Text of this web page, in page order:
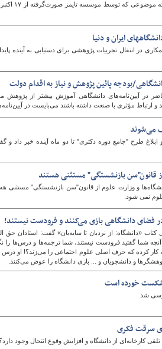
ایران و دنیا
بودجه پائین پژوهش و نیاز به اقدام دولت
در آیین‌نامه‌های دانشگاهی آموزش بیشتر از پژوهش
مؤثری با صنعت داشته باشند می‌بایست در
می‌شوند
ابلاغ طرح "جامع دوره‌ دکتری" تا دو ماه آینده خبر
قانون"سن بازنشستگی" مستثنی هستند
دانشگاه‌ها و وزارت علوم از قانون"سن بازنشستگی"
نمی شود.
فضای دانشگاهی بازی می‌کنند و فرودست نیستند!
«دانشگاه: از نردبان تا سایه‌بان» گفت: استادان حق
شما گفتید فرودست نیستند، شما ترجمه‌ها و درس‌ها را
کار کرده که حرف اصلی علوم اجتماعی را می‌زند؟! او
و دانشجویان و ... بازی دانشگاه را عوض می‌کنند.
شکست خورده است
شد
سرقت فکری
کارخانه‌ای از دانشگاه و افزایش وقوع انتحال وجود